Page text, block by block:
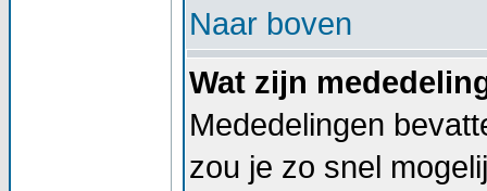
Naar boven
Wat zijn
Mededelingen
zou je zo snel